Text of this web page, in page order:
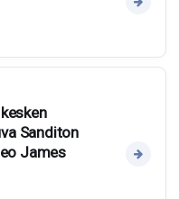
Sanditon
James